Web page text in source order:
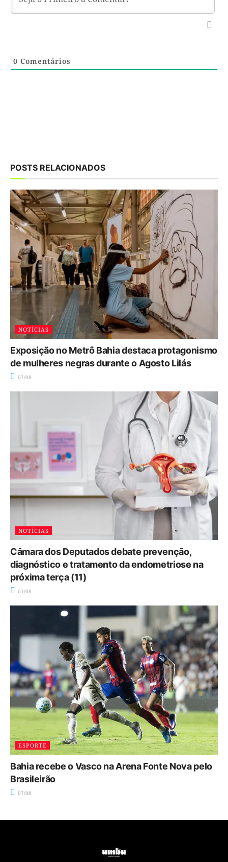
0 Comentários
POSTS RELACIONADOS
NOTÍCIAS
Exposição no Metrô Bahia destaca protagonismo
de mulheres negras durante o Agosto Lilás
07/08
NOTÍCIAS
Câmara dos Deputados debate prevenção,
diagnóstico e tratamento da endometriose na
próxima terça (11)
07/08
ESPORTE
Bahia recebe o Vasco na Arena Fonte Nova pelo
Brasileirão
07/08